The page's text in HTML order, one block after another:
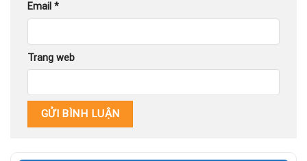
Email *
Trang web